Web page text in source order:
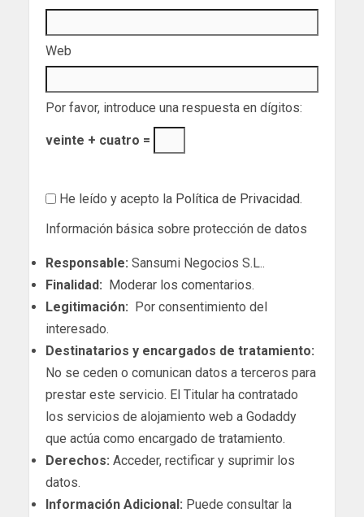
Web
Por favor, introduce una respuesta en dígitos:
veinte + cuatro =
He leído y acepto la Política de Privacidad.
Información básica sobre protección de datos
Responsable: Sansumi Negocios S.L..
Finalidad: Moderar los comentarios.
Legitimación: Por consentimiento del
interesado.
Destinatarios y encargados de tratamiento:
No se ceden o comunican datos a terceros para
prestar este servicio. El Titular ha contratado
los servicios de alojamiento web a Godaddy
que actúa como encargado de tratamiento.
Derechos: Acceder, rectificar y suprimir los
datos.
Información Adicional: Puede consultar la